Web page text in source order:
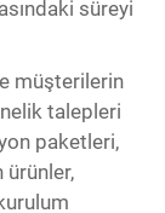
süreyi
müşterilerin
talepleri
paketleri,
ürünler,